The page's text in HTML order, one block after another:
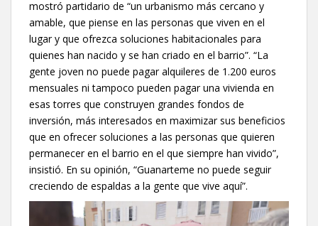
mostró partidario de “un urbanismo más cercano y
amable, que piense en las personas que viven en el
lugar y que ofrezca soluciones habitacionales para
quienes han nacido y se han criado en el barrio”. “La
gente joven no puede pagar alquileres de 1.200 euros
mensuales ni tampoco pueden pagar una vivienda en
esas torres que construyen grandes fondos de
inversión, más interesados en maximizar sus beneficios
que en ofrecer soluciones a las personas que quieren
permanecer en el barrio en el que siempre han vivido”,
insistió. En su opinión, “Guanarteme no puede seguir
creciendo de espaldas a la gente que vive aquí”.